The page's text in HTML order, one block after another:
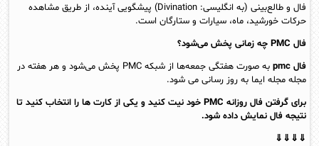
فال و طالع‌بینی (به انگلیسی: Divination) پیشگویی آینده، از طریق مشاهده
حرکات خورشید، ماه، سیارات و ستارگان است.
فال PMC چه زمانی پخش می‌شود؟
فال pmc
به صورت هفتگی جمعه‌ها از شبکه PMC پخش می‌شود و هر هفته در
مجله مجله ایما به روز رسانی می شود.
برای گرفتن فال روزانه PMC خود نیت کنید و یکی از کارت ها را انتخاب کنید تا
نتیجه فال نمایش داده شود.
⇓⇓⇓⇓